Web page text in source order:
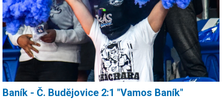
Baník - Č. Budějovice 2:1 "Vamos Baník"